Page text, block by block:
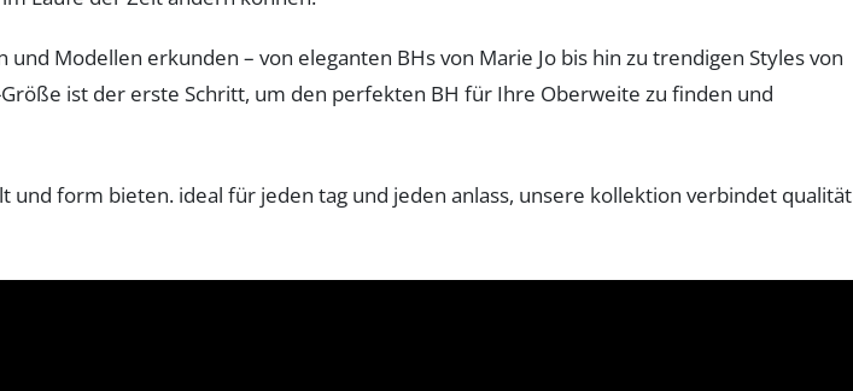
Modellen erkunden – von eleganten BHs von Marie Jo bis hin zu trendigen Styles von
ist der erste Schritt, um den perfekten BH für Ihre Oberweite zu finden und